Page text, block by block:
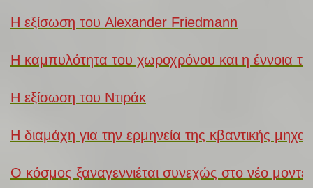
Η εξίσωση του Alexander Friedmann
Η καμπυλότητα του χωροχρόνου και η έννοια
Η εξίσωση του Ντιράκ
Η διαμάχη για την ερμηνεία της κβαντικής
Ο κόσμος ξαναγεννιέται συνεχώς στο νέο